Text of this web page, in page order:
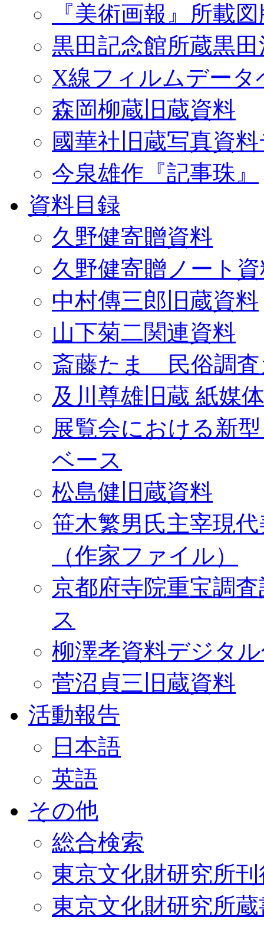
『美術画報』所載
黒田記念館所蔵黒
X線フィルムデータ
森岡柳蔵旧蔵資料
國華社旧蔵写真資
今泉雄作『記事珠』
資料目録
久野健寄贈資料
久野健寄贈ノート
中村傳三郎旧蔵資料
山下菊二関連資料
斎藤たま 民俗調査
及川尊雄旧蔵 紙媒
展覧会における新
ベース
松島健旧蔵資料
笹木繁男氏主宰現
（作家ファイル）
京都府寺院重宝調
ス
柳澤孝資料デジタ
菅沼貞三旧蔵資料
活動報告
日本語
英語
その他
総合検索
東京文化財研究所
東京文化財研究所